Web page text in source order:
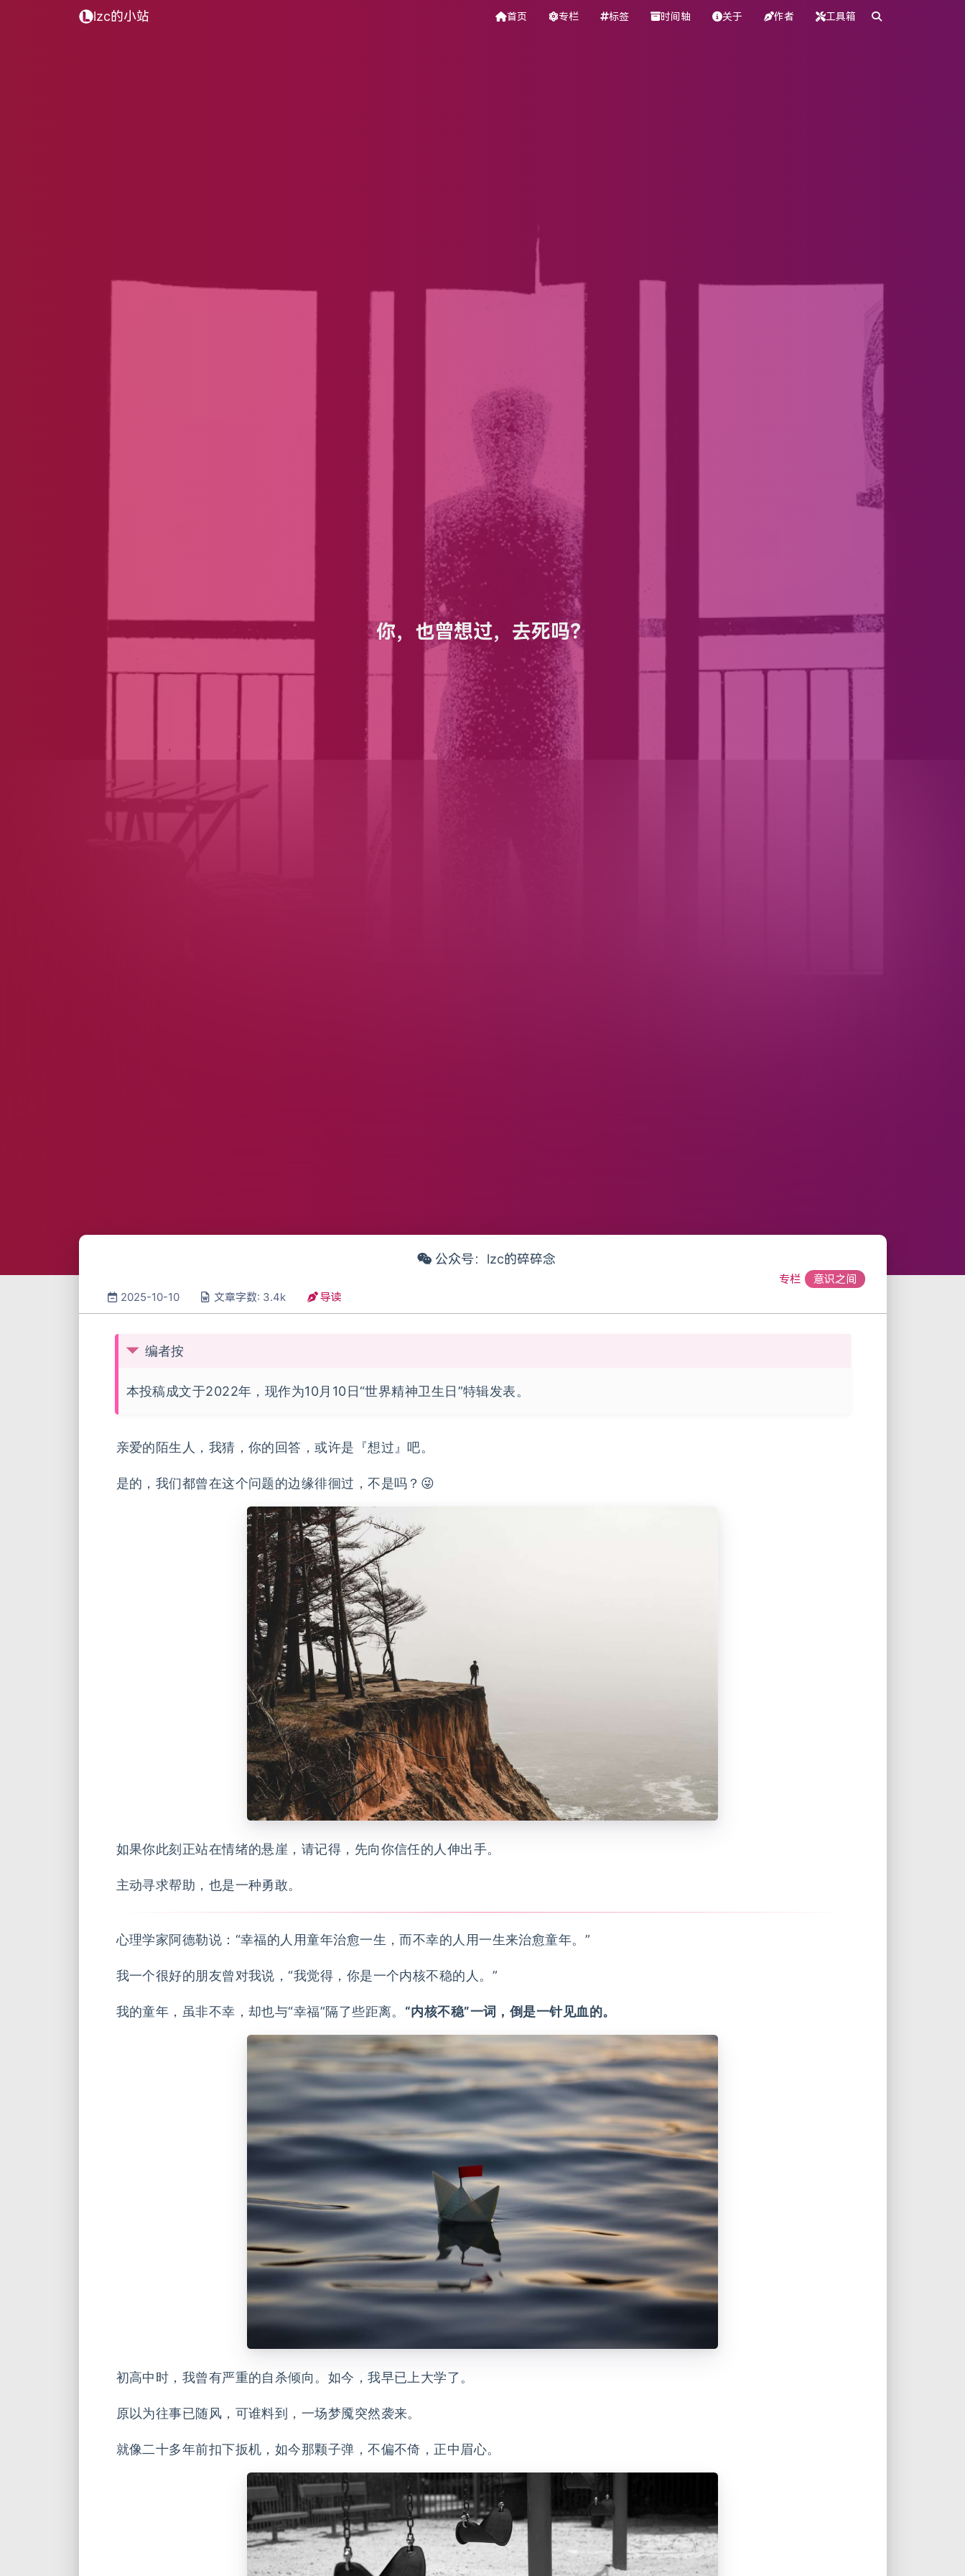
lzc的小站 首页 专栏 标签 时间轴 关于 作者 工具箱
你，也曾想过，去死吗？
公众号：lzc的碎碎念
专栏
意识之间
2025-10-10
文章字数: 3.4k 导读
编者按
本投稿成文于2022年，现作为10月10日“世界精神卫生日”特辑发表。
亲爱的陌生人，我猜，你的回答，或许是『想过』吧。
是的，我们都曾在这个问题的边缘徘徊过，不是吗？😜
如果你此刻正站在情绪的悬崖，请记得，先向你信任的人伸出手。
主动寻求帮助，也是一种勇敢。
心理学家阿德勒说：“幸福的人用童年治愈一生，而不幸的人用一生来治愈童年。”
我一个很好的朋友曾对我说，“我觉得，你是一个内核不稳的人。”
我的童年，虽非不幸，却也与“幸福”隔了些距离。 “内核不稳”一词，倒是一针见血的。
初高中时，我曾有严重的自杀倾向。如今，我早已上大学了。
原以为往事已随风，可谁料到，一场梦魇突然袭来。
就像二十多年前扣下扳机，如今那颗子弹，不偏不倚，正中眉心。